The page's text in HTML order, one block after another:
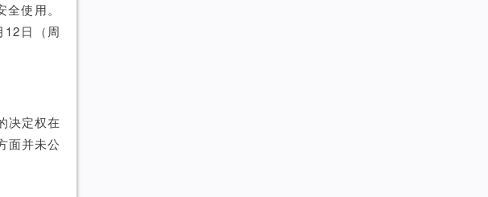
使用。
日（周
决定权在
面并未公